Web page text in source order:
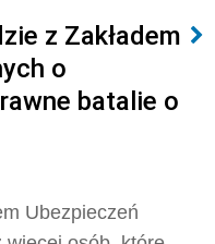
z Zakładem
o
batalie o
Ubezpieczeń